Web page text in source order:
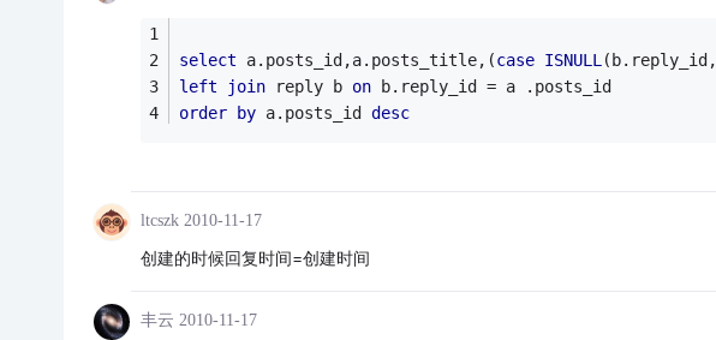
select a.posts_id,a.posts_title,(case ISNULL (b.reply_id,
left
join reply b on b.reply_id = a .posts_id
order
by a.posts_id desc
ltcszk 2010-11-17
创建的时候回复时间=创建时间
丰云 2010-11-17